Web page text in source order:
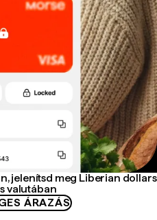
jelenítsd meg Liberian dollars
valutában
ÁRAZÁS